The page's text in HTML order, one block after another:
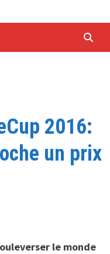
2016:
un prix
le monde